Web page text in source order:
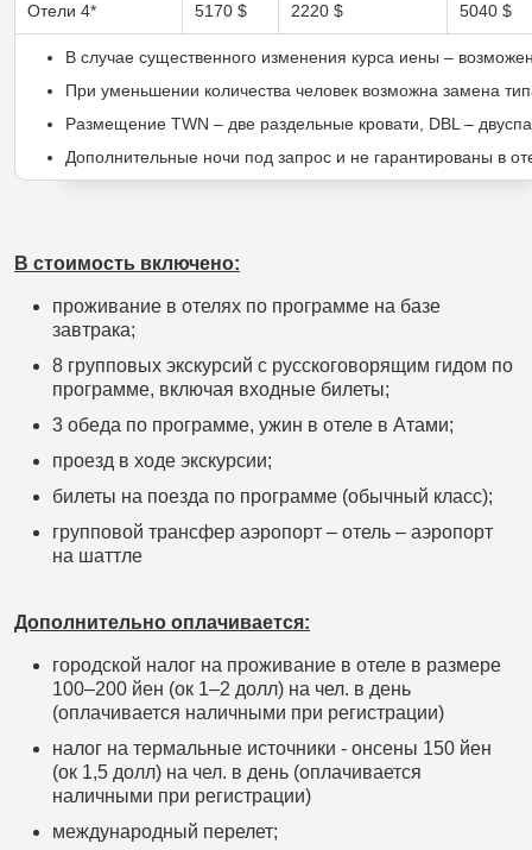
Отели 4* 5170 $ 2220 $ 5040 $
В случае существенного изменения курса иены –
При уменьшении количества человек возможна замена
Размещение TWN – две раздельные кровати, DBL –
Дополнительные ночи под запрос и не гарантированы в
В стоимость включено:
проживание в отелях по программе на базе
завтрака;
8 групповых экскурсий с русскоговорящим гидом по
программе, включая входные билеты;
3 обеда по программе, ужин в отеле в Атами;
проезд в ходе экскурсии;
билеты на поезда по программе (обычный класс);
групповой трансфер аэропорт – отель – аэропорт
на шаттле
Дополнительно оплачивается:
городской налог на проживание в отеле в размере
100–200 йен (ок 1–2 долл) на чел. в день
(оплачивается наличными при регистрации)
налог на термальные источники - онсены 150 йен
(ок 1,5 долл) на чел. в день (оплачивается
наличными при регистрации)
международный перелет;